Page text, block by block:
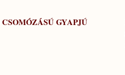
GYAPJÚ